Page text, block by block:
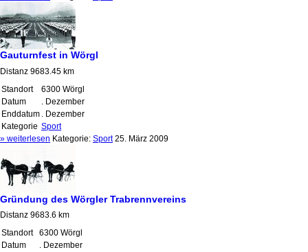
Gauturnfest in Wörgl
Distanz 9683.45 km
Standort
6300 Wörgl
Datum
. Dezember
Enddatum
. Dezember
Kategorie Sport
» weiterlesen Kategorie: Sport 25. März 2009
Gründung des Wörgler Trabrennvereins
Distanz 9683.6 km
Standort
6300 Wörgl
Datum
. Dezember